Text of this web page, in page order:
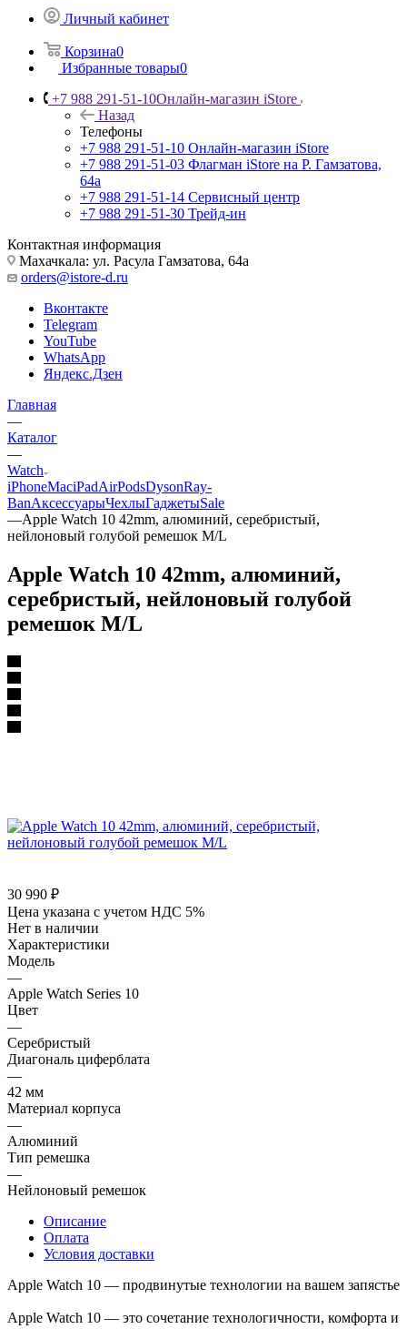
Личный кабинет
Корзина0
Избранные товары0
+7 988 291-51-10Онлайн-магазин iStore
Назад
Телефоны
+7 988 291-51-10 Онлайн-магазин iStore
+7 988 291-51-03 Флагман iStore на Р. Гамзатова,
64а
+7 988 291-51-14 Сервисный центр
+7 988 291-51-30 Трейд-ин
Контактная информация
Махачкала: ул. Расула Гамзатова, 64а
orders@istore-d.ru
Вконтакте
Telegram
YouTube
WhatsApp
Яндекс.Дзен
Главная
—
Каталог
—
Watch
iPhoneMaciPadAirPodsDysonRay-
BanАксессуарыЧехлыГаджетыSale
—Apple Watch 10 42mm, алюминий, серебристый,
нейлоновый голубой ремешок M/L
Apple Watch 10 42mm, алюминий,
серебристый, нейлоновый голубой
ремешок M/L
30 990 ₽
Цена указана с учетом НДС 5%
Нет в наличии
Характеристики
Модель
—
Apple Watch Series 10
Цвет
—
Серебристый
Диагональ циферблата
—
42 мм
Материал корпуса
—
Алюминий
Тип ремешка
—
Нейлоновый ремешок
Описание
Оплата
Условия доставки
Apple Watch 10 — продвинутые технологии на вашем запястье
Apple Watch 10 — это сочетание технологичности, комфорта и